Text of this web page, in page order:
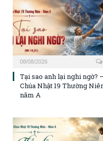
08/08/2026
Tại sao anh lại nghi ngờ? –
Chúa Nhật 19 Thường
năm A